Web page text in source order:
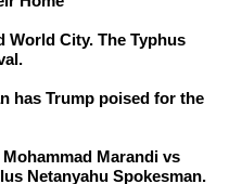
World City. The Typhus
has Trump poised for the
Marandi vs
Netanyahu Spokesman.